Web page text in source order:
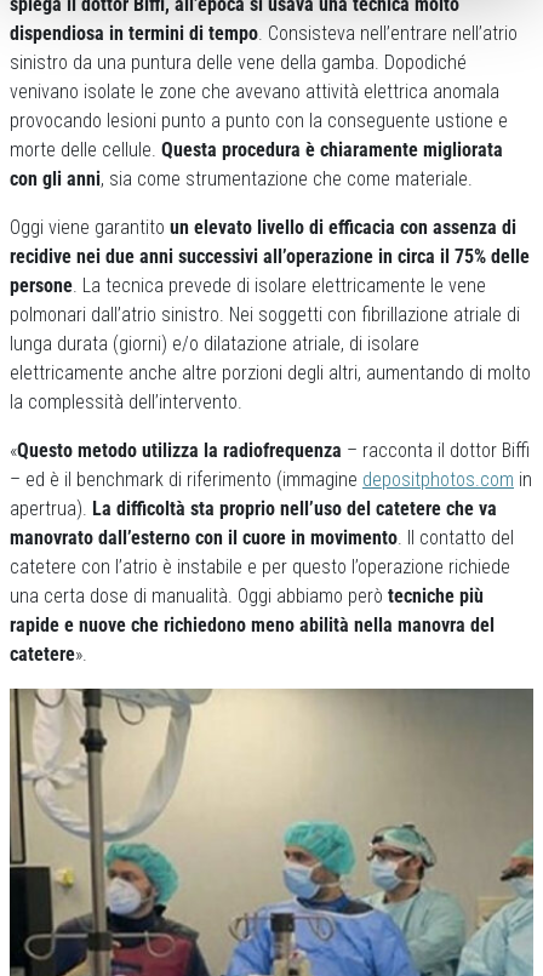
dispendiosa in termini di tempo. Consisteva nell’entrare nell’atrio
sinistro da una puntura delle vene della gamba. Dopodiché
venivano isolate le zone che avevano attività elettrica anomala
provocando lesioni punto a punto con la conseguente ustione e
morte delle cellule. Questa procedura è chiaramente migliorata
con gli anni, sia come strumentazione che come materiale.
Oggi viene garantito un elevato livello di efficacia con assenza di
recidive nei due anni successivi all’operazione in circa il 75% delle
persone. La tecnica prevede di isolare elettricamente le vene
polmonari dall’atrio sinistro. Nei soggetti con fibrillazione atriale di
lunga durata (giorni) e/o dilatazione atriale, di isolare
elettricamente anche altre porzioni degli altri, aumentando di molto
la complessità dell’intervento.
«Questo metodo utilizza la radiofrequenza – racconta il dottor Biffi
– ed è il benchmark di riferimento (immagine depositphotos.com in
apertrua). La difficoltà sta proprio nell’uso del catetere che va
manovrato dall’esterno con il cuore in movimento. Il contatto del
catetere con l’atrio è instabile e per questo l’operazione richiede
una certa dose di manualità. Oggi abbiamo però tecniche più
rapide e nuove che richiedono meno abilità nella manovra del
catetere».